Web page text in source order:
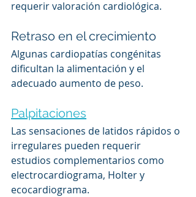
requerir valoración cardiológica.
Retraso en el crecimiento
Algunas cardiopatías congénitas
dificultan la alimentación y el
adecuado aumento de peso.
Palpitaciones
Las sensaciones de latidos rápidos o
irregulares pueden requerir
estudios complementarios como
electrocardiograma, Holter y
ecocardiograma.